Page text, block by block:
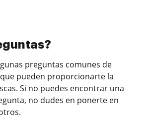
preguntas comunes de
pueden proporcionarte la
Si no puedes encontrar una
no dudes en ponerte en